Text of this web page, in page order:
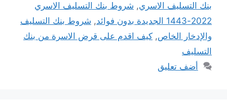
بنك التسليف الاسري, شروط بنك التسليف الاسري
2022-1443 الجديدة بدون فوائد
, شروط بنك التسليف
والإدخار الخاص, كيف اقدم على قرض الاسرة من بنك
التسليف
أضف تعليق